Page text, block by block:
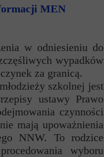
MEN
w odniesieniu do
wypadków
za granicą.
szkolnej jest
ustawy Prawo
czynności
mają upoważnienia
NNW. To rodzice
wyboru
Szlachetna paczka